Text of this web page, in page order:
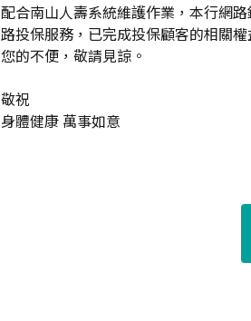
配合南山人壽系統維護作業，本行網
路投保服務，已完成投保顧客的相關
您的不便，敬請見諒。
敬祝
身體健康 萬事如意